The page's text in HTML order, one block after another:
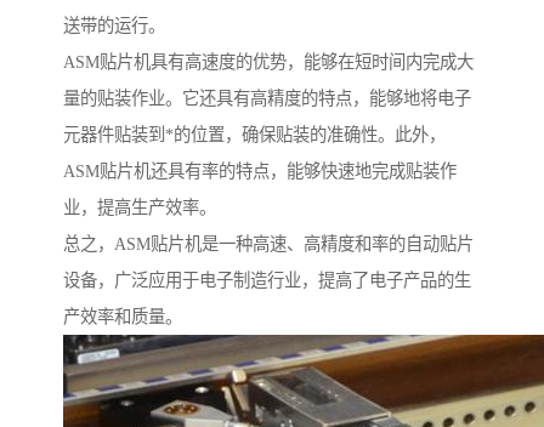
送带的运行。
ASM贴片机具有高速度的优势，能够在短时间内完成大
量的贴装作业。它还具有高精度的特点，能够地将电子
元器件贴装到*的位置，确保贴装的准确性。此外，
ASM贴片机还具有率的特点，能够快速地完成贴装作
业，提高生产效率。
总之，ASM贴片机是一种高速、高精度和率的自动贴片
设备，广泛应用于电子制造行业，提高了电子产品的生
产效率和质量。